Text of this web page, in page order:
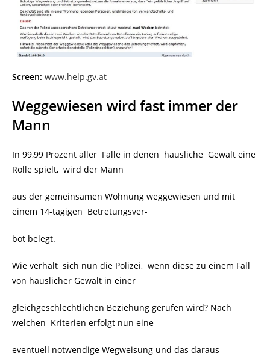
Screen: www.help.gv.at
Weggewiesen wird fast immer der
Mann
In 99,99 Prozent aller Fälle in denen häusliche Gewalt eine
Rolle spielt, wird der Mann
aus der gemeinsamen Wohnung weggewiesen und mit
einem 14-tägigen Betretungsver-
bot belegt.
Wie verhält sich nun die Polizei, wenn diese zu einem Fall
von häuslicher Gewalt in einer
gleichgeschlechtlichen Beziehung gerufen wird? Nach
welchen Kriterien erfolgt nun eine
eventuell notwendige Wegweisung und das daraus